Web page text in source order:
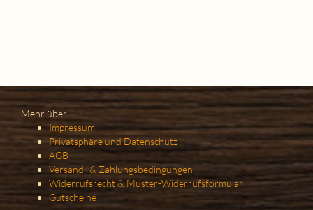
Mehr über...
Impressum
Privatsphäre und Datenschutz
AGB
Versand- & Zahlungsbedingungen
Widerrufsrecht & Muster-Widerrufsformular
Gutscheine